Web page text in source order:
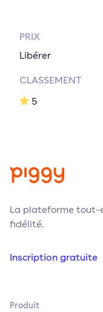
PRIX
Libérer
CLASSEMENT
5
La plateforme tout-
fidélité.
Inscription gratuite
Produit